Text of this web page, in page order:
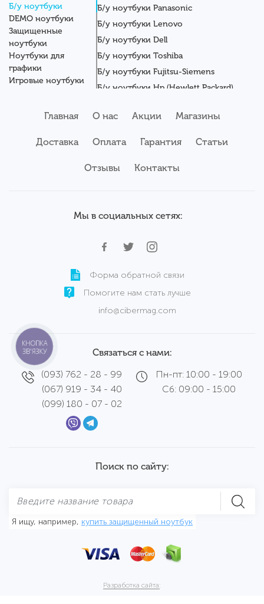
Б/у ноутбуки
DEMO ноутбуки
Защищенные
ноутбуки
Ноутбуки для
графики
Игровые ноутбуки
Мониторы
Серверы
Б/у ноутбуки Panasonic
Б/у ноутбуки Lenovo
Б/у ноутбуки Dell
Б/у ноутбуки Toshiba
Б/у ноутбуки Fujitsu-Siemens
Б/у ноутбуки Hp (Hewlett Packard)
Б/у ноутбуки Asus
Б/у ноутбуки Samsung
Главная О нас Акции Магазины
Доставка Оплата Гарантия Статьи
Отзывы Контакты
Мы в социальных сетях:
Форма обратной связи
Помогите нам стать лучше
info@cibermag.com
Связаться с нами:
(093) 762 - 28 - 99
(067) 919 - 34 - 40
(099) 180 - 07 - 02
Пн-пт: 10:00 - 19:00
Сб: 09:00 - 15:00
Поиск по сайту:
Я ищу, например, купить защищенный ноутбук
Разработка сайта:
КНОПКА
ЗВ'ЯЗКУ